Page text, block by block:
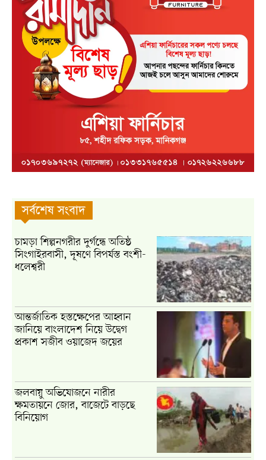
সর্বশেষ সংবাদ
চামড়া শিল্পনগরীর দুর্গন্ধে অতিষ্ঠ
সিংগাইরবাসী, দূষণে বিপর্যস্ত বংশী-
ধলেশ্বরী
আন্তর্জাতিক হস্তক্ষেপের আহ্বান
জানিয়ে বাংলাদেশ নিয়ে উদ্বেগ
প্রকাশ সজীব ওয়াজেদ জয়ের
জলবায়ু অভিযোজনে নারীর
ক্ষমতায়নে জোর, বাজেটে বাড়ছে
বিনিয়োগ